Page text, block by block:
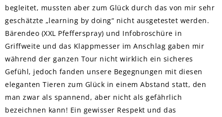
begleitet, mussten aber zum Glück durch das von mir sehr
geschätzte „learning by doing“ nicht ausgetestet werden.
Bärendeo (XXL Pfefferspray) und Infobroschüre in
Griffweite und das Klappmesser im Anschlag gaben mir
während der ganzen Tour nicht wirklich ein sicheres
Gefühl, jedoch fanden unsere Begegnungen mit diesen
eleganten Tieren zum Glück in einem Abstand statt, den
man zwar als spannend, aber nicht als gefährlich
bezeichnen kann! Ein gewisser Respekt und das